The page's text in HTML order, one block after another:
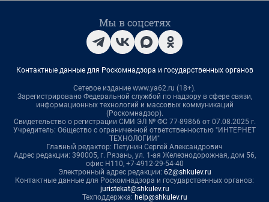
Мы в соцсетях
Контактные данные для Роскомнадзора и государственных органов
Сетевое издание www.ya62.ru (18+).
Зарегистрировано Федеральной службой по надзору в сфере связи,
информационных технологий и массовых коммуникаций
(Роскомнадзор).
Свидетельство о регистрации СМИ ЭЛ № ФС 77-89866 от 07.08.2025 г.
Учредитель: Общество с ограниченной ответственностью "ИНТЕРНЕТ
ТЕХНОЛОГИИ"
Главный редактор: Петунин Сергей Александрович
Адрес редакции: 390005, г. Рязань, ул. 1-ая Железнодорожная, дом 56,
офис Н110, +7-4912-29-54-40
Электронный адрес редакции: 62@shkulev.ru
Контактные данные для Роскомнадзора и государственных органов:
juristekat@shkulev.ru
Техподдержка: help@shkulev.ru